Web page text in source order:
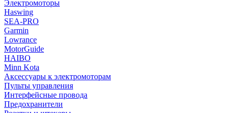
Электромоторы
Haswing
SEA-PRO
Garmin
Lowrance
MotorGuide
HAIBO
Minn Kota
Аксессуары к электромоторам
Пульты управления
Интерфейсные провода
Предохранители